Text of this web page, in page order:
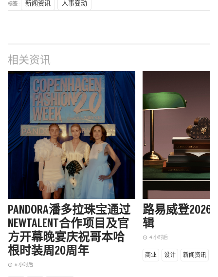
标签 : 新闻资讯 人事变动
相关资讯
PANDORA潘多拉珠宝通过
NEWTALENT合作项目及官
方开幕晚宴庆祝哥本哈
根时装周20周年
access_time 6 小时后
路易威登2026
辑
access_time 4 小时后
商业 设计 新闻资讯